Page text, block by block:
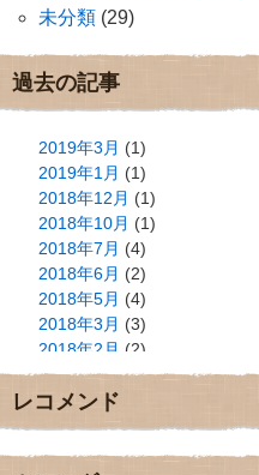
未分類 (29)
過去の記事
2019年3月 (1)
2019年1月 (1)
2018年12月 (1)
2018年10月 (1)
2018年7月 (4)
2018年6月 (2)
2018年5月 (4)
2018年3月 (3)
2018年2月 (2)
2018年1月(2)
2017年12月
2017年11月(3)
レコメンド